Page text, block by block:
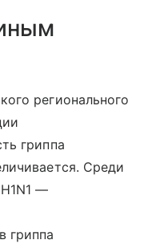
регионального
гриппа
Среди
—
гриппа